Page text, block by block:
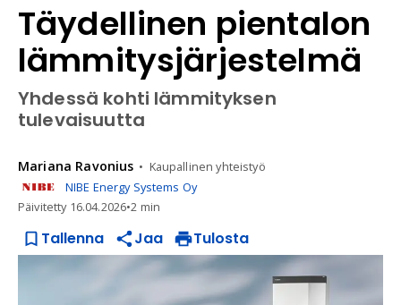
Täydellinen pientalon
lämmitysjärjestelmä
Yhdessä kohti lämmityksen
tulevaisuutta
Mariana Ravonius
Kaupallinen yhteistyö
NIBE Energy Systems Oy
Päivitetty 16.04.2026•2 min
Tallenna Jaa Tulosta